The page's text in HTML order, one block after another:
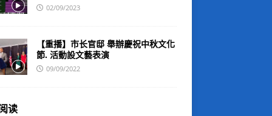
02/09/2023
【重播】市长官邸 舉辦慶祝中秋文化
節. 活動設文藝表演
09/09/2022
读